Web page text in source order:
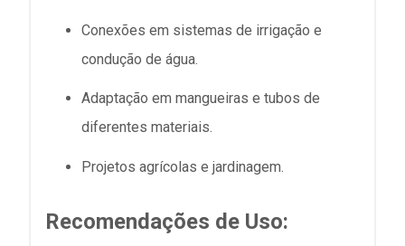
Conexões em sistemas de irrigação e
condução de água.
Adaptação em mangueiras e tubos de
diferentes materiais.
Projetos agrícolas e jardinagem.
Recomendações de Uso: